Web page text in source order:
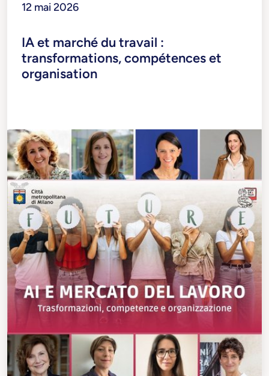
12 mai 2026
IA et marché du travail :
transformations, compétences et
organisation